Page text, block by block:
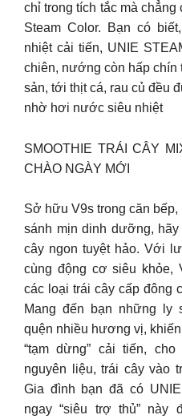
chỉ trong tích tắc mà chẳng
Steam Color. Bạn có
nhiệt cải tiến, UNIE
chiên, nướng còn hấp
sản, tới thịt cá, rau củ đều
nhờ hơi nước siêu nhiệt
SMOOTHIE TRÁI CÂY
CHÀO NGÀY MỚI
Sở hữu V9s trong căn
sánh mịn dinh dưỡng,
cây ngon tuyệt hảo. Với
cùng động cơ siêu khỏe,
các loại trái cây cấp đông
Mang đến bạn những ly
quện nhiều hương vị,
“tạm dừng” cải tiến,
nguyên liệu, trái cây vào
Gia đình bạn đã có
ngay “siêu trợ thủ” này